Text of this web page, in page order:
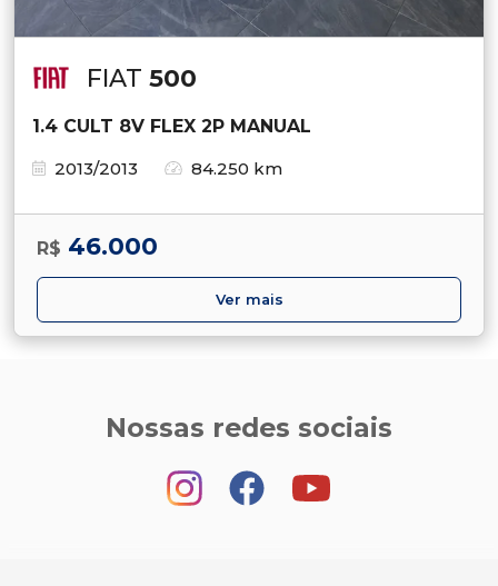
FIAT 500
1.4 CULT 8V FLEX 2P MANUAL
2013/2013
84.250 km
R$ 46.000
Ver mais
Nossas redes sociais